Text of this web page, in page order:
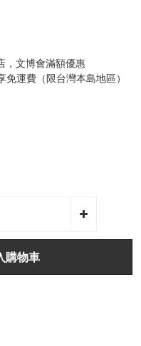
，文博會滿額優惠
運費（限台灣本島地區）
購物車